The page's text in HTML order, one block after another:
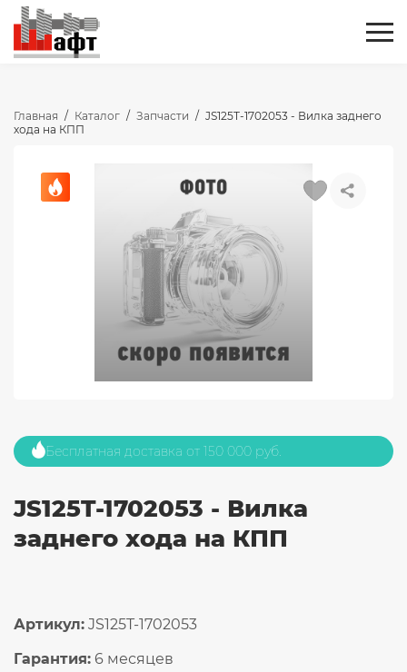
Главная / Каталог / Запчасти / JS125T-1702053 - Вилка заднего
хода на КПП
Бесплатная доставка от 150 000 руб.
JS125T-1702053 - Вилка
заднего хода на КПП
Артикул: JS125T-1702053
Гарантия: 6 месяцев